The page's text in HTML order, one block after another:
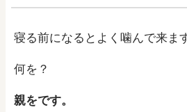
寝る前になるとよく噛んで来ま
何を？
親をです。